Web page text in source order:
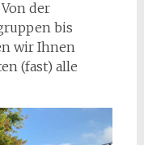
der
bis
wir Ihnen
(fast) alle